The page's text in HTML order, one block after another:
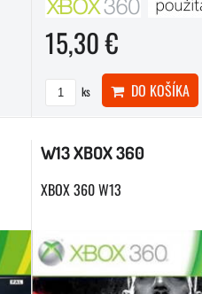
15,30 €
ks DO KOŠÍKA
W13 XBOX 360
XBOX 360 W13